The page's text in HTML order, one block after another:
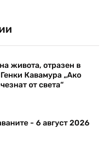
живота, отразен в
Кавамура „Ако
от света“
- 6 август 2026